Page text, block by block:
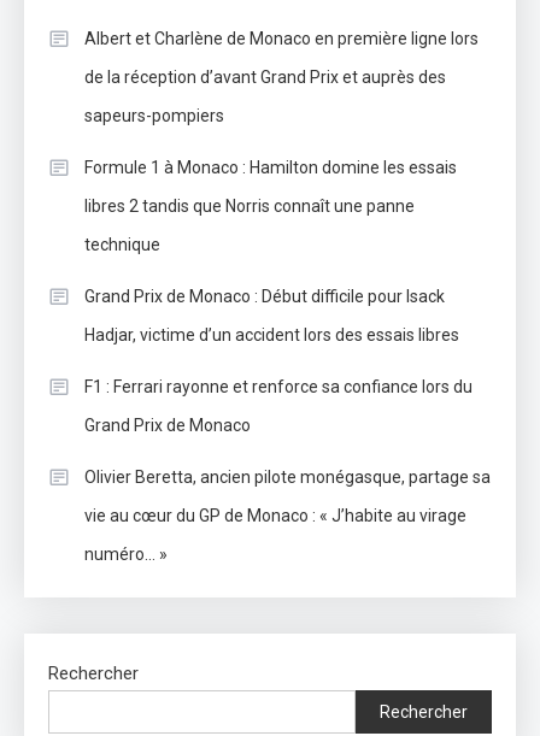
Albert et Charlène de Monaco en première ligne lors
de la réception d’avant Grand Prix et auprès des
sapeurs-pompiers
Formule 1 à Monaco : Hamilton domine les essais
libres 2 tandis que Norris connaît une panne
technique
Grand Prix de Monaco : Début difficile pour Isack
Hadjar, victime d’un accident lors des essais libres
F1 : Ferrari rayonne et renforce sa confiance lors du
Grand Prix de Monaco
Olivier Beretta, ancien pilote monégasque, partage sa
vie au cœur du GP de Monaco : « J’habite au virage
numéro… »
Rechercher
Rechercher